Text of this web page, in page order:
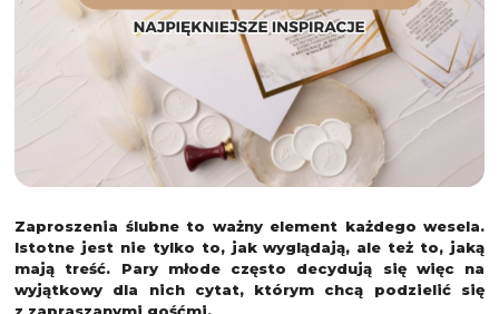
Zaproszenia ślubne to ważny element każdego wesela.
Istotne jest nie tylko to, jak wyglądają, ale też to, jaką
mają treść. Pary młode często decydują się więc na
wyjątkowy dla nich cytat, którym chcą podzielić się